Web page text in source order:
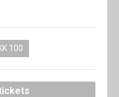
SHOP
100